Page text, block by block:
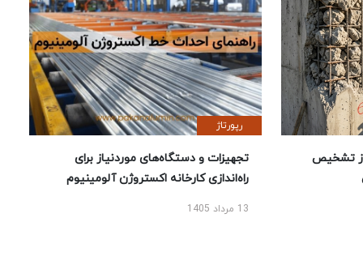
تشخیص
رپورتاژ
تجهیزات و دستگاه‌های موردنیاز برای
راه‌اندازی کارخانه اکستروژن آلومینیوم
13 مرداد 1405